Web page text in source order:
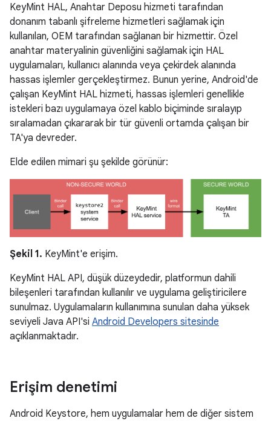
KeyMint HAL, Anahtar Deposu hizmeti tarafından
donanım tabanlı şifreleme hizmetleri sağlamak için
kullanılan, OEM tarafından sağlanan bir hizmettir. Özel
anahtar materyalinin güvenliğini sağlamak için HAL
uygulamaları, kullanıcı alanında veya çekirdek alanında
hassas işlemler gerçekleştirmez. Bunun yerine, Android'de
çalışan KeyMint HAL hizmeti, hassas işlemleri genellikle
istekleri bazı uygulamaya özel kablo biçiminde sıralayıp
sıralamadan çıkararak bir tür güvenli ortamda çalışan bir
TA'ya devreder.
Elde edilen mimari şu şekilde görünür:
Şekil 1. KeyMint'e erişim.
KeyMint HAL API, düşük düzeydedir, platformun dahili
bileşenleri tarafından kullanılır ve uygulama geliştiricilere
sunulmaz. Uygulamaların kullanımına sunulan daha yüksek
seviyeli Java API'si Android Developers sitesinde
açıklanmaktadır.
Erişim denetimi
Android Keystore, hem uygulamalar hem de diğer sistem